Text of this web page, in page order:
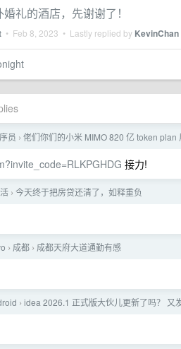
礼的酒店，先谢谢了！
• Feb 8, 2023 • Lastly replied by KevinChan
员 › 佬们你们的小米 MIMO 820 亿 token plan
接力!
› 今天终于把房贷还清了，如释重负
› 成都 › 成都天府大道通勤有感
› idea 2026.1 正式版大伙儿更新了吗？ 又